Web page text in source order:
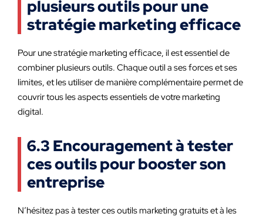
plusieurs outils pour une
stratégie marketing efficace
Pour une stratégie marketing efficace, il est essentiel de
combiner plusieurs outils. Chaque outil a ses forces et ses
limites, et les utiliser de manière complémentaire permet de
couvrir tous les aspects essentiels de votre marketing
digital.
6.3 Encouragement à tester
ces outils pour booster son
entreprise
N’hésitez pas à tester ces outils marketing gratuits et à les